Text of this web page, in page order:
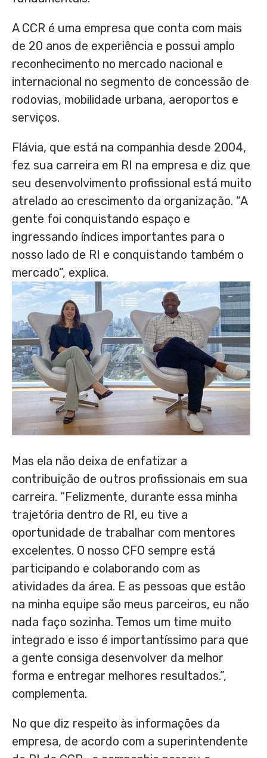
A CCR é uma empresa que conta com mais
de 20 anos de experiência e possui amplo
reconhecimento no mercado nacional e
internacional no segmento de concessão de
rodovias, mobilidade urbana, aeroportos e
serviços.
Flávia, que está na companhia desde 2004,
fez sua carreira em RI na empresa e diz que
seu desenvolvimento profissional está muito
atrelado ao crescimento da organização. “A
gente foi conquistando espaço e
ingressando índices importantes para o
nosso lado de RI e conquistando também o
mercado”, explica.
Mas ela não deixa de enfatizar a
contribuição de outros profissionais em sua
carreira. “Felizmente, durante essa minha
trajetória dentro de RI, eu tive a
oportunidade de trabalhar com mentores
excelentes. O nosso CFO sempre está
participando e colaborando com as
atividades da área. E as pessoas que estão
na minha equipe são meus parceiros, eu não
nada faço sozinha. Temos um time muito
integrado e isso é importantíssimo para que
a gente consiga desenvolver da melhor
forma e entregar melhores resultados.”,
complementa.
No que diz respeito às informações da
empresa, de acordo com a superintendente